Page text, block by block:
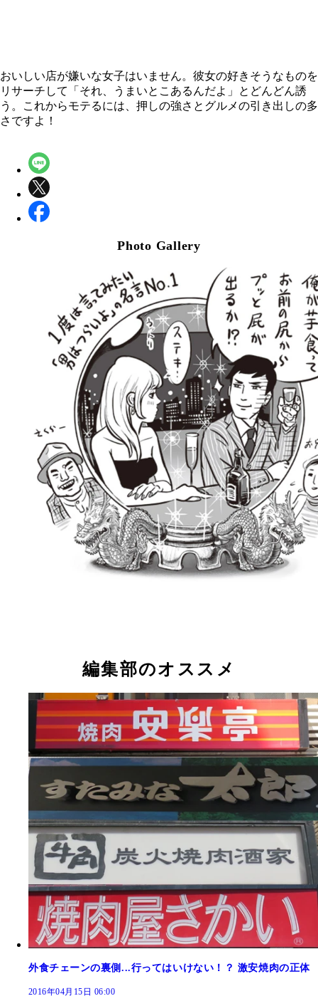
おいしい店が嫌いな女子はいません。彼女の好きそうなものを
リサーチして「それ、うまいとこあるんだよ」とどんどん誘
う。これからモテるには、押しの強さとグルメの引き出しの多
さですよ！
Photo Gallery
編集部のオススメ
外食チェーンの裏側...行ってはいけない！？ 激安焼肉の正体
2016年04月15日 06:00